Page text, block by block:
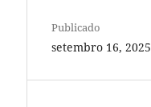
Publicado
setembro 16, 2025